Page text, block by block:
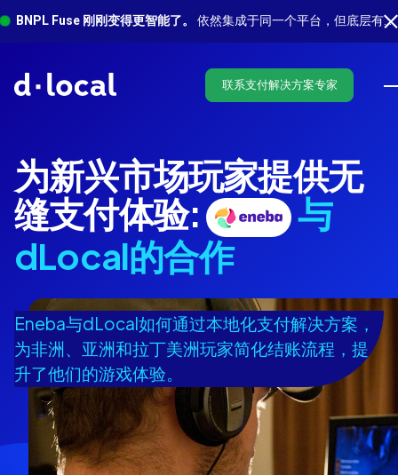
BNPL Fuse 刚刚变得更智能了。 依然集成于同一个平台，但底层有更多功能在运行。 了解最新功能
联系支付解决方案专家
为新兴市场玩家提供无
缝支付体验:
与
dLocal的合作
Eneba与dLocal如何通过本地化支付解决方案，
为非洲、亚洲和拉丁美洲玩家简化结账流程，提
升了他们的游戏体验。